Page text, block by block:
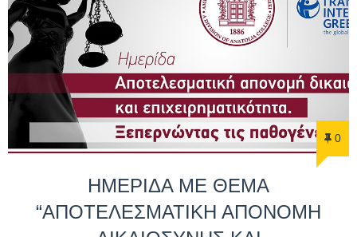
0
ΗΜΕΡΙΔΑ ΜΕ ΘΕΜΑ
“ΑΠΟΤΕΛΕΣΜΑΤΙΚΗ ΑΠΟΝΟΜΗ